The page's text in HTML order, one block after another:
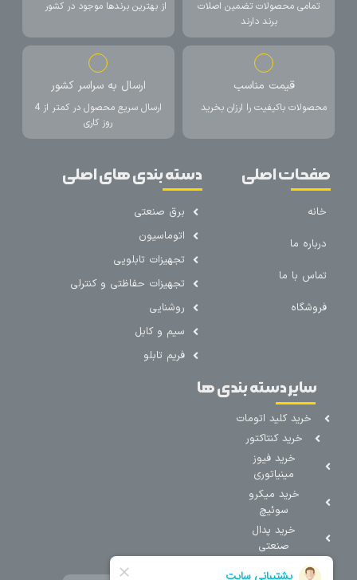
تمامی محصولات تضمین اصلات
برند دارند
از بهترین برندها موجود در کشور
قیمت مناسب
محصولات باکیفیت را ارزان بخرید
ارسال به سراسر کشور
ارسال سریع محصول در کمتر از 4
روز کاری
صفحات اصلی
خانه
درباره ما
تماس با ما
فروشگاه
دسته بندی های اصلی
برق صنعتی
اتوماسیون
تجهیزات تابلویی
تجهیزات حفاظتی و کنترلی
روشنایی
سیم و کابل
فریم تابلو
سایر دسته بندی ها
خرید کلید اتومات
خرید کنتاکتور
خرید فیوز
مینیاتوری
خرید میکرو
سوئیچ
خرید پدال
صنعتی